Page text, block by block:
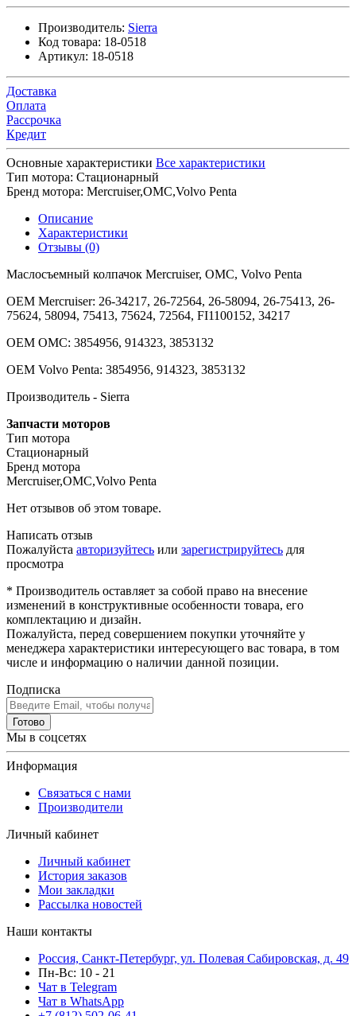
Производитель: Sierra
Код товара: 18-0518
Артикул: 18-0518
Доставка
Оплата
Рассрочка
Кредит
Основные характеристики Все характеристики
Тип мотора: Стационарный
Бренд мотора: Mercruiser,OMC,Volvo Penta
Описание
Характеристики
Отзывы (0)
Маслосъемный колпачок Mercruiser, OMC, Volvo Penta
OEM Mercruiser: 26-34217, 26-72564, 26-58094, 26-75413, 26-
75624, 58094, 75413, 75624, 72564, FI1100152, 34217
OEM OMC: 3854956, 914323, 3853132
OEM Volvo Penta: 3854956, 914323, 3853132
Производитель - Sierra
Запчасти моторов
Тип мотора
Стационарный
Бренд мотора
Mercruiser,OMC,Volvo Penta
Нет отзывов об этом товаре.
Написать отзыв
Пожалуйста авторизуйтесь или зарегистрируйтесь для
просмотра
* Производитель оставляет за собой право на внесение
изменений в конструктивные особенности товара, его
комплектацию и дизайн.
Пожалуйста, перед совершением покупки уточняйте у
менеджера характеристики интересующего вас товара, в том
числе и информацию о наличии данной позиции.
Подписка
Готово
Мы в соцсетях
Информация
Связаться с нами
Производители
Личный кабинет
Личный кабинет
История заказов
Мои закладки
Рассылка новостей
Наши контакты
Россия, Санкт-Петербург, ул. Полевая Сабировская, д. 49
Пн-Вс: 10 - 21
Чат в Telegram
Чат в WhatsApp